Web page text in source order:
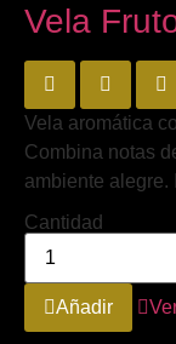
Vela
Vela aromática
Combina notas
ambiente alegre.
Cantidad
Añadir